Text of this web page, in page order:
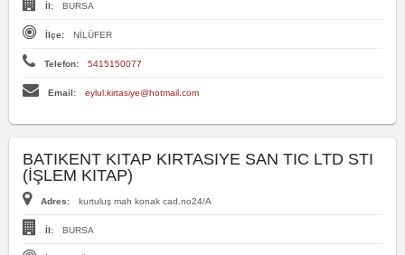
İl: BURSA
İlçe: NİLÜFER
Telefon: 5415150077
Email: eylul.kirtasiye@hotmail.com
BATIKENT KITAP KIRTASIYE SAN TIC LTD STI
(İŞLEM KITAP)
Adres: kurtuluş mah konak cad.no24/A
İl: BURSA